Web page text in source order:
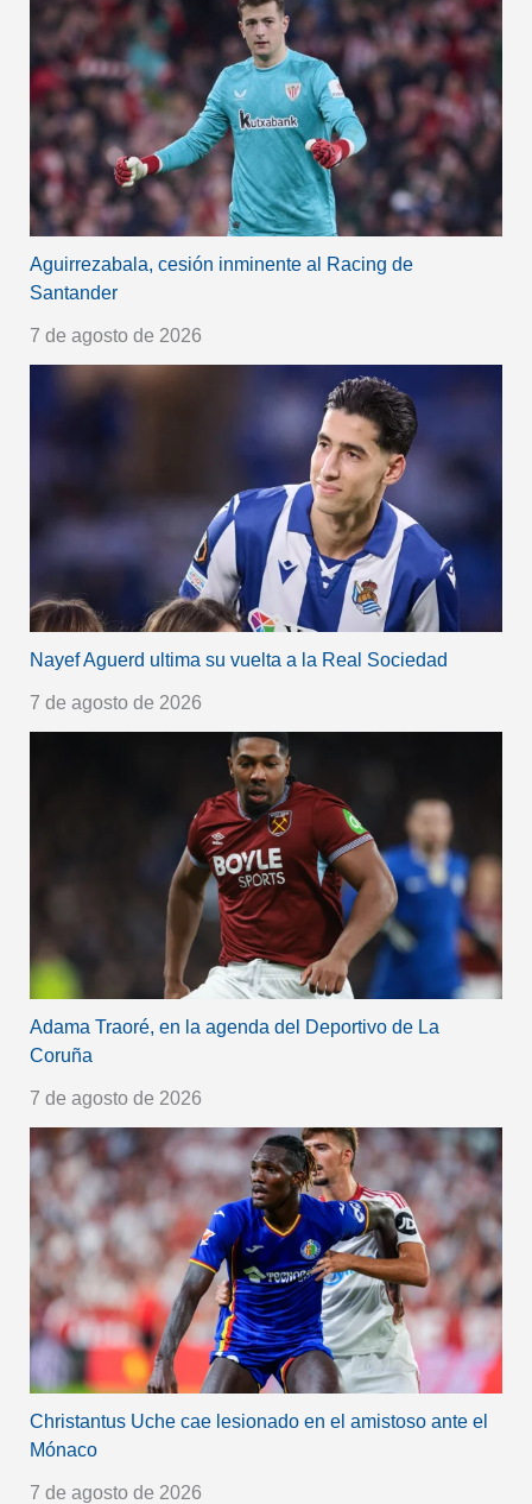
Aguirrezabala, cesión inminente al Racing de
Santander
7 de agosto de 2026
Nayef Aguerd ultima su vuelta a la Real Sociedad
7 de agosto de 2026
Adama Traoré, en la agenda del Deportivo de La
Coruña
7 de agosto de 2026
Christantus Uche cae lesionado en el amistoso ante el
Mónaco
7 de agosto de 2026